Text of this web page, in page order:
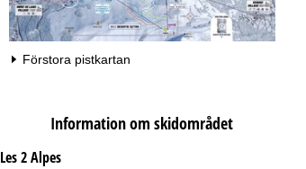
Förstora pistkartan
Information om skidområdet
Les 2 Alpes